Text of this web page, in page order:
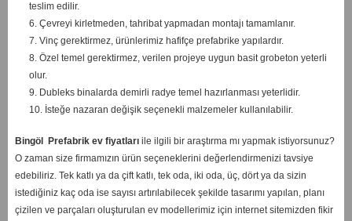
teslim edilir.
6. Çevreyi kirletmeden, tahribat yapmadan montajı tamamlanır.
7. Vinç gerektirmez, ürünlerimiz hafifçe prefabrike yapılardır.
8. Özel temel gerektirmez, verilen projeye uygun basit grobeton yeterli
olur.
9. Dubleks binalarda demirli radye temel hazırlanması yeterlidir.
10. İsteğe nazaran değişik seçenekli malzemeler kullanılabilir.
Bingöl Prefabrik ev fiyatlarıile ilgili bir araştırma mı yapmak istiyorsunuz?
O zaman size firmamızın ürün seçeneklerini değerlendirmenizi tavsiye
edebiliriz. Tek katlı ya da çift katlı, tek oda, iki oda, üç, dört ya da sizin
istediğiniz kaç oda ise sayısı artırılabilecek şekilde tasarımı yapılan, planı
çizilen ve parçaları oluşturulan ev modellerimiz için internet sitemizden fikir